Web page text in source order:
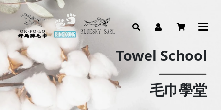
Towel School
毛巾學堂